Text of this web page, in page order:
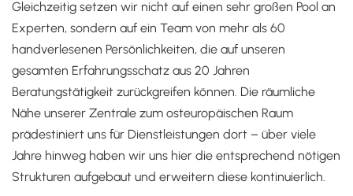
Gleichzeitig setzen wir nicht auf einen sehr großen Pool an
Experten, sondern auf ein Team von mehr als 60
handverlesenen Persönlichkeiten, die auf unseren
gesamten Erfahrungsschatz aus 20 Jahren
Beratungstätigkeit zurückgreifen können. Die räumliche
Nähe unserer Zentrale zum osteuropäischen Raum
prädestiniert uns für Dienstleistungen dort – über viele
Jahre hinweg haben wir uns hier die entsprechend nötigen
Strukturen aufgebaut und erweitern diese kontinuierlich.